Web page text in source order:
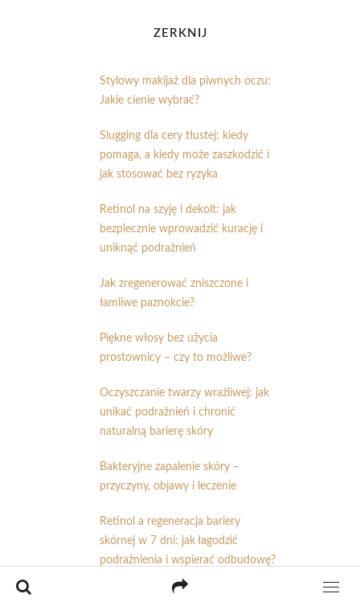
ZERKNIJ
Stylowy makijaż dla piwnych oczu:
Jakie cienie wybrać?
Slugging dla cery tłustej: kiedy
pomaga, a kiedy może zaszkodzić i
jak stosować bez ryzyka
Retinol na szyję i dekolt: jak
bezpiecznie wprowadzić kurację i
uniknąć podrażnień
Jak zregenerować zniszczone i
łamliwe paznokcie?
Piękne włosy bez użycia
prostownicy – czy to możliwe?
Oczyszczanie twarzy wrażliwej: jak
unikać podrażnień i chronić
naturalną barierę skóry
Bakteryjne zapalenie skóry –
przyczyny, objawy i leczenie
Retinol a regeneracja bariery
skórnej w 7 dni: jak łagodzić
podrażnienia i wspierać odbudowę?
Depilacja bezpaskowa –